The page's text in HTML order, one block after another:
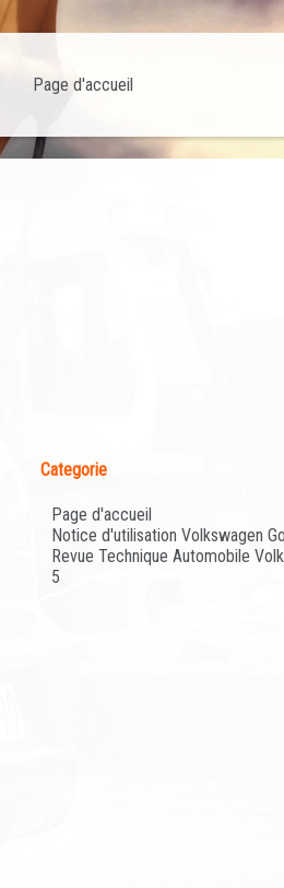
Page d'accueil
Categorie
Page d'accueil
Notice d'utilisation Volkswagen
Revue Technique Automobile
5